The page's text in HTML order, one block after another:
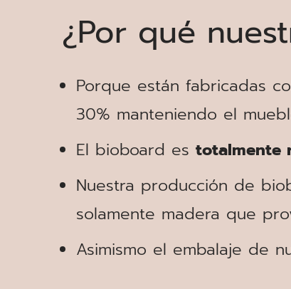
¿Por qué
Porque están fabricadas
30% manteniendo el
El bioboard es totalmente
Nuestra producción de
solamente madera que
Asimismo el embalaje de